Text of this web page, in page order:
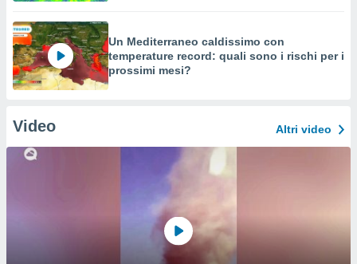
Un Mediterraneo caldissimo con
temperature record: quali sono i rischi per i
prossimi mesi?
Video Altri video